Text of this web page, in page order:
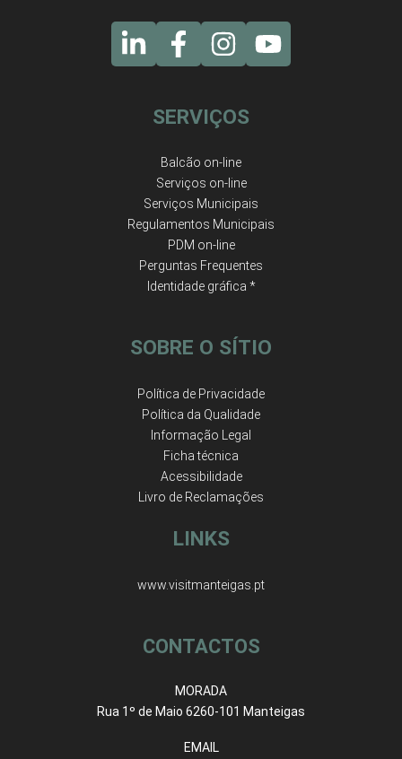
SERVIÇOS
Balcão on-line
Serviços on-line
Serviços Municipais
Regulamentos Municipais
PDM on-line
Perguntas Frequentes
Identidade gráfica *
SOBRE O SÍTIO
Política de Privacidade
Política da Qualidade
Informação Legal
Ficha técnica
Acessibilidade
Livro de Reclamações
LINKS
www.visitmanteigas.pt
CONTACTOS
MORADA
Rua 1º de Maio 6260-101 Manteigas
EMAIL